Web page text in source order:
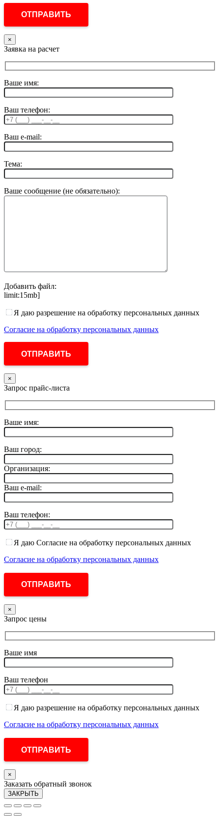
×
Заявка на расчет
Ваше имя:
Ваш телефон:
Ваш e-mail:
Тема:
Ваше сообщение (не обязательно):
Добавить файл:
limit:15mb]
Я даю разрешение на обработку персональных данных
Согласие на обработку персональных данных
×
Запрос прайс-листа
Ваше имя:
Ваш город:
Организация:
Ваш e-mail:
Ваш телефон:
Я даю Согласие на обработку персональных данных
Согласие на обработку персональных данных
×
Запрос цены
Ваше имя
Ваш телефон
Я даю разрешение на обработку персональных данных
Согласие на обработку персональных данных
×
Заказать обратный звонок
ЗАКРЫТЬ